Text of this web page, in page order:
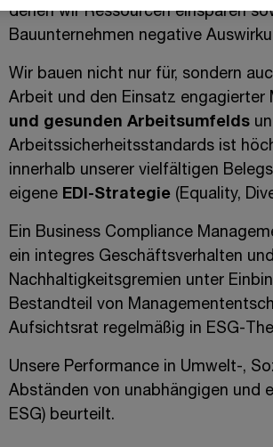
denen wir Ressourcen einsparen
Bauunternehmen negative
Wir bauen nicht nur für, sondern
Arbeit und den Einsatz engagierter
und gesunden Arbeitsumfelds
Arbeitssicherheitsstandards ist
innerhalb unserer vielfältigen
eigene EDI-Strategie(Equality,
Ein Business Compliance
ein integres Geschäftsverhalten
Nachhaltigkeitsgremien unter
Bestandteil von
Aufsichtsrat regelmäßig in ESG-
Unsere Performance in Umwelt-,
Abständen von unabhängigen und
ESG) beurteilt.